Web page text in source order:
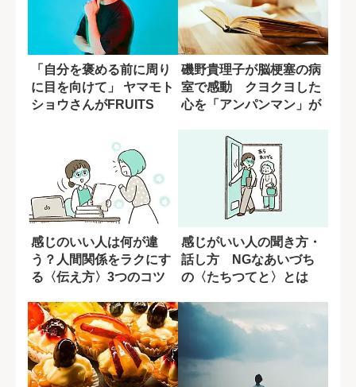
「自分を褒める前に周り
に目を向けて」 ヤマモト
ショウさんがFRUITS
磯野貴理子が脳梗塞の病
室で感動 クヨクヨした
心を「アンパンマン」が
感じのいい人は何が違
う？人間関係をラクにす
る〈伝え方〉3つのコツ
感じがいい人の聞き方・
話し方 NGなあいづち
の〈たちつてと〉とは